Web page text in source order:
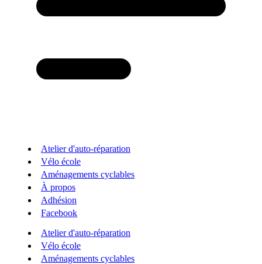
Atelier d'auto-réparation
Vélo école
Aménagements cyclables
À propos
Adhésion
Facebook
Atelier d'auto-réparation
Vélo école
Aménagements cyclables